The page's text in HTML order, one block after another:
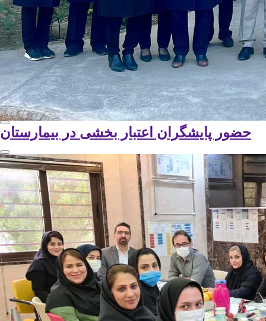
حضور پایشگران اعتبار بخشی در بیمارستان